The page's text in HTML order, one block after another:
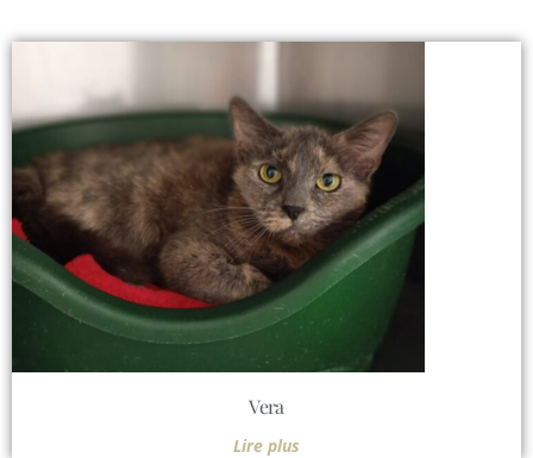
Vera
Lire plus